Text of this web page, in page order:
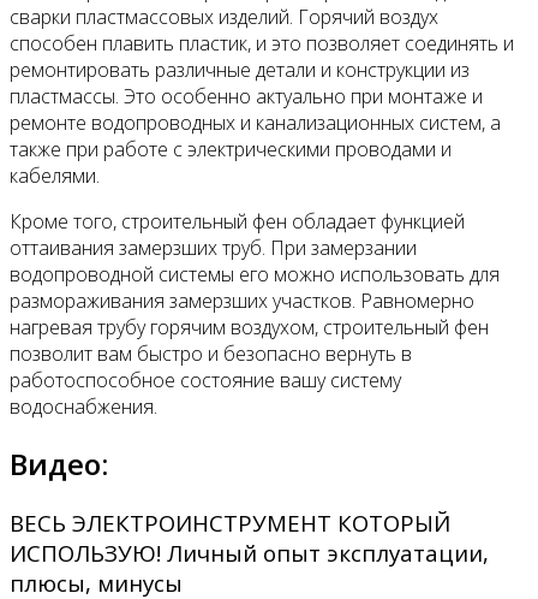
сварки пластмассовых изделий. Горячий воздух
способен плавить пластик, и это позволяет соединять и
ремонтировать различные детали и конструкции из
пластмассы. Это особенно актуально при монтаже и
ремонте водопроводных и канализационных систем, а
также при работе с электрическими проводами и
кабелями.
Кроме того, строительный фен обладает функцией
оттаивания замерзших труб. При замерзании
водопроводной системы его можно использовать для
размораживания замерзших участков. Равномерно
нагревая трубу горячим воздухом, строительный фен
позволит вам быстро и безопасно вернуть в
работоспособное состояние вашу систему
водоснабжения.
Видео:
ВЕСЬ ЭЛЕКТРОИНСТРУМЕНТ КОТОРЫЙ
ИСПОЛЬЗУЮ! Личный опыт эксплуатации,
плюсы, минусы